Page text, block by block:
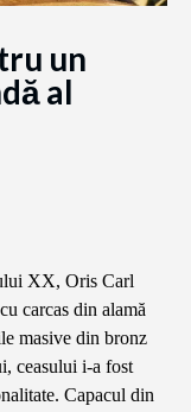
un
al
XX, Oris Carl
carcas din alamă
masive din bronz
ceasului i-a fost
Capacul din